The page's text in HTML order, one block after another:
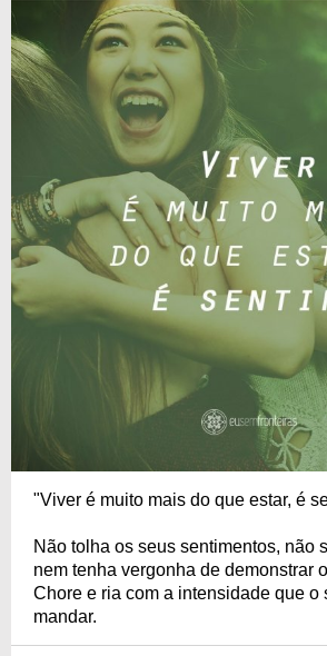
"Viver é muito mais do que estar, é
Não tolha os seus sentimentos, não
nem tenha vergonha de demonstrar
Chore e ria com a intensidade que o
mandar.